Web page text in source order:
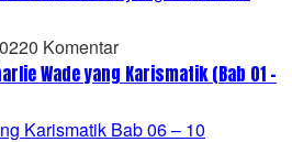
0 Komentar
Wade yang Karismatik (Bab 01 –